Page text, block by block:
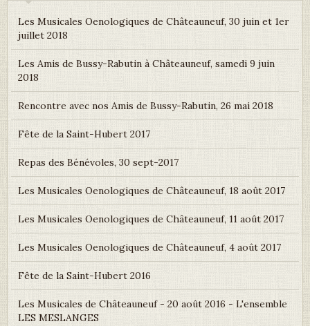
Les Musicales Oenologiques de Châteauneuf, 30 juin et 1er
juillet 2018
Les Amis de Bussy-Rabutin à Châteauneuf, samedi 9 juin
2018
Rencontre avec nos Amis de Bussy-Rabutin, 26 mai 2018
Fête de la Saint-Hubert 2017
Repas des Bénévoles, 30 sept-2017
Les Musicales Oenologiques de Châteauneuf, 18 août 2017
Les Musicales Oenologiques de Châteauneuf, 11 août 2017
Les Musicales Oenologiques de Châteauneuf, 4 août 2017
Fête de la Saint-Hubert 2016
Les Musicales de Châteauneuf - 20 août 2016 - L'ensemble
LES MESLANGES